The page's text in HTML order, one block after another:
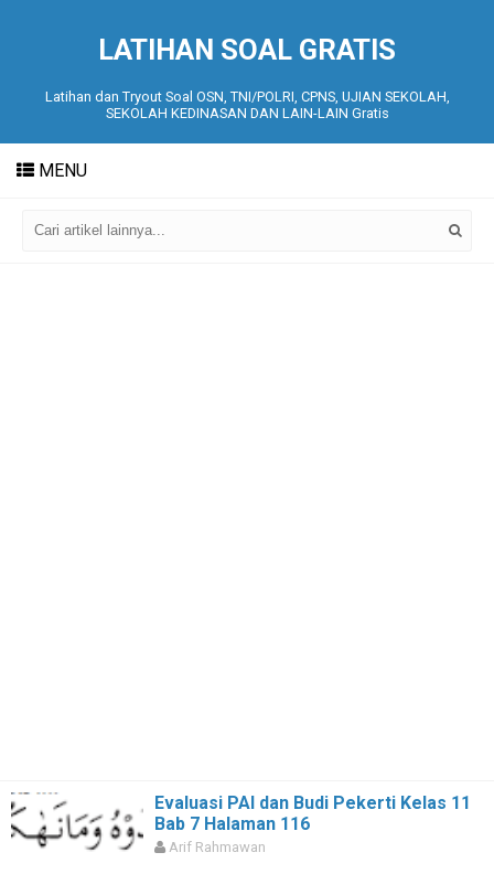
LATIHAN SOAL GRATIS
Latihan dan Tryout Soal OSN, TNI/POLRI, CPNS, UJIAN SEKOLAH,
SEKOLAH KEDINASAN DAN LAIN-LAIN Gratis
MENU
Evaluasi PAI dan Budi Pekerti Kelas 11
Bab 7 Halaman 116
Arif Rahmawan